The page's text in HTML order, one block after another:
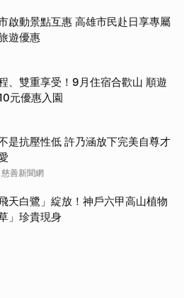
啟動景點互惠 高雄市民赴日享專屬
遊優惠
、雙重享受！9月住宿合歡山 順遊
元優惠入園
是抗壓性低 許乃涵放下完美自尊才
善新聞網
天白鷺」綻放！神戶六甲高山植物
」珍貴現身